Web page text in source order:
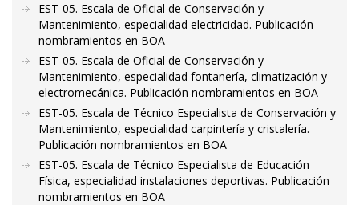
EST-05. Escala de Oficial de Conservación y
Mantenimiento, especialidad electricidad. Publicación
nombramientos en BOA
EST-05. Escala de Oficial de Conservación y
Mantenimiento, especialidad fontanería, climatización y
electromecánica. Publicación nombramientos en BOA
EST-05. Escala de Técnico Especialista de Conservación y
Mantenimiento, especialidad carpintería y cristalería.
Publicación nombramientos en BOA
EST-05. Escala de Técnico Especialista de Educación
Física, especialidad instalaciones deportivas. Publicación
nombramientos en BOA